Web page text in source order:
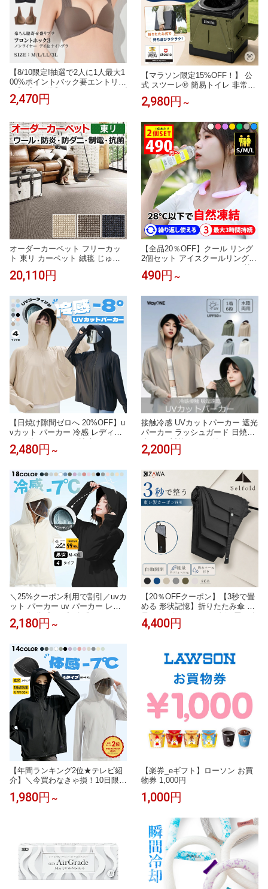
【8/10限定!抽選で2人に1人最大1
00%ポイントバック要エントリ
ー】【P10倍】 フロントホックブ
ラ ノンワイヤー デイ ＆ ナイト
ラ 楽ちん 脇寄せブラ 谷間キープ
育乳 産後 補正ブラ バストアップ
ブラ 谷間ブラ 盛りブラ Tシャツ
ブラ
2,470円
【マラソン限定15%OFF！】 公
式 スツーレ® 簡易トイレ 非常用
トイレ 携帯トイレ 防災トイレ 折
りたたみ 耐荷重100kg 排便袋＆
ブルトイレ 災害 防災 非常用 防
災グッズ
2,980円 ～
オーダーカーペット フリーカッ
ト 東リ カーペット 絨毯 じゅう
たん ラグ マット フリーカット
アングレーヌ 約150×100cm ウー
ダニ 断熱効果 ナチュラル 引っ越
し 新生活
20,110円
【全品20％OFF】クール リング
2個セット アイスクールリング
アイス ネッククーラー PCM 熱
中症対策グッズ スマートアイス
キッズ 小学生 女の子 男の子 首
掛け 冷感グッズ 暑さ対策グッズ
熱中症 夏 猛暑 冷却 ひんやり 涼
490円 ～
【日焼け隙間ゼロへ 20%OFF】u
vカット パーカー 冷感 レディー
ス 日除け パーカー 遮光 UVパー
カー 指先まで ラッシュガード 体
キングウェア 長袖 遮熱パーカー
日除け 体型カバー ストレッチ 遮
蔽率99％ グローブ付き 着る日傘
2,480円 ～
接触冷感 UVカットパーカー 遮光
パーカー ラッシュガード 日焼け
止め UV対策 フード付き マスク
付き クロップド丈 フレアタイプ
薄手 紫外線対策 WAYONE
2,200円
＼25%クーポン利用で割引／uvカ
ット パーカー uv パーカー レデ
ィース 体感-5/7度 冷感 パーカー
ラッシュガード つば パーカー 日
型カバー 指穴 冷感 ポンチョ -5/7
度 ひんやり 薄手 羽織 長袖 UV対
策 サンバイザー 冷房対策 日よけ
対策
2,180円 ～
【20％OFFクーポン】【3秒で畳
める 形状記憶】折りたたみ傘 軽
量 メンズ レディース 折り畳み傘
傘 自動開閉 雨傘 東レ カーボン
雨対策 ギフト Selfold opera【KIZ
AWA公式】
4,400円
【年間ランキング2位★テレビ紹
介】＼今買わなきゃ損！10日限定
ーカー 冷感 UV レディース uvカ
サンバイザー 即納
1,980円 ～
【楽券_eギフト】ローソン お買
物券 1,000円
1,000円